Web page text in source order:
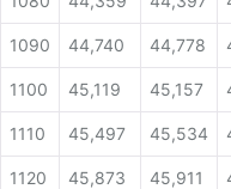
1090 44,740 44,778
1100 45,119 45,157
1110 45,497 45,534
1120 45,873 45,911